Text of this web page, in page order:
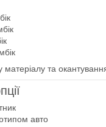
матеріалу та
авто